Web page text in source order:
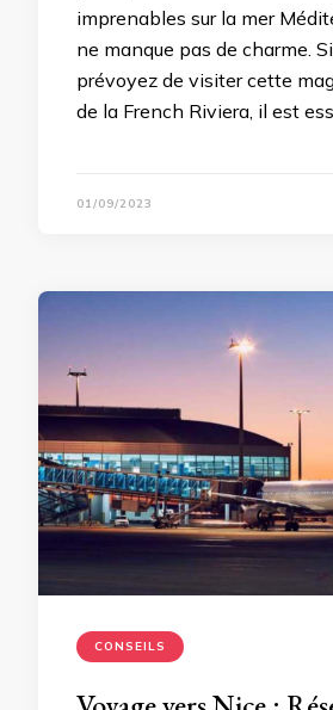
imprenables sur la mer
ne manque pas de charme.
prévoyez de visiter cette
de la French Riviera, il est
01/09/2023
CONSEILS